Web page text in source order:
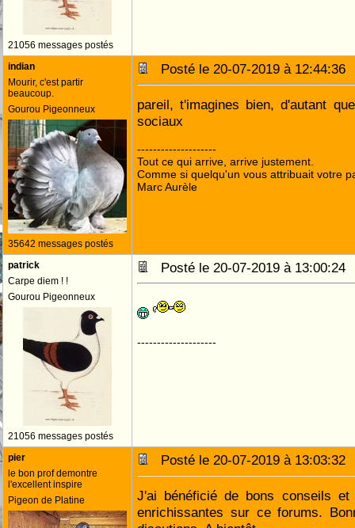
21056 messages postés
indian
Mourir, c'est partir
beaucoup.
Gourou Pigeonneux
35642 messages postés
Posté le 20-07-2019 à
pareil, t'imagines bien, d'autant
sociaux
--------------------
Tout ce qui arrive, arrive justement.
Comme si quelqu'un vous attribuait votre
Marc Aurèle
patrick
Carpe diem ! !
Gourou Pigeonneux
21056 messages postés
Posté le 20-07-2019 à
--------------------
pier
le bon prof demontre
l'excellent inspire
Pigeon de Platine
Posté le 20-07-2019 à
J'ai bénéficié de bons conseils et
enrichissantes sur ce forums.